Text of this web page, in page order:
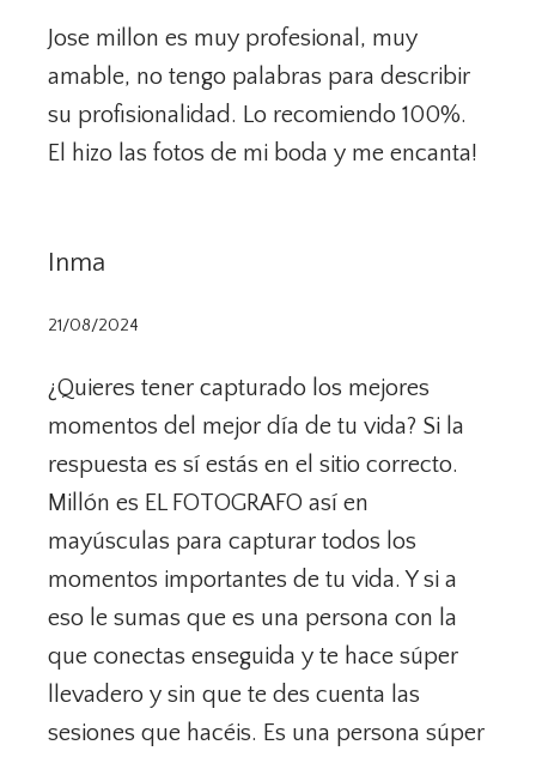
Jose millon es muy profesional, muy
amable, no tengo palabras para describir
su profisionalidad. Lo recomiendo 100%.
El hizo las fotos de mi boda y me encanta!
Inma
21/08/2024
¿Quieres tener capturado los mejores
momentos del mejor día de tu vida? Si la
respuesta es sí estás en el sitio correcto.
Millón es EL FOTOGRAFO así en
mayúsculas para capturar todos los
momentos importantes de tu vida. Y si a
eso le sumas que es una persona con la
que conectas enseguida y te hace súper
llevadero y sin que te des cuenta las
sesiones que hacéis. Es una persona súper